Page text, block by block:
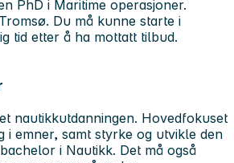
PhD i Maritime operasjoner.
Du må kunne starte i
tid etter å ha mottatt tilbud.
nautikkutdanningen. Hovedfokuset
emner, samt styrke og utvikle den
i Nautikk. Det må også